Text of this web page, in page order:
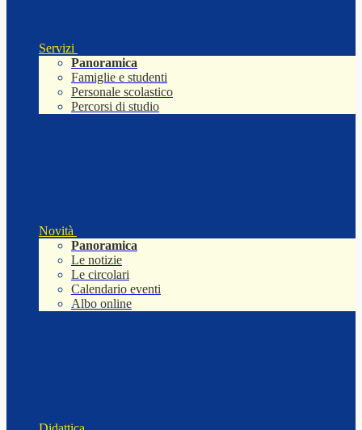
Servizi
Panoramica
Famiglie e studenti
Personale scolastico
Percorsi di studio
Novità
Panoramica
Le notizie
Le circolari
Calendario eventi
Albo online